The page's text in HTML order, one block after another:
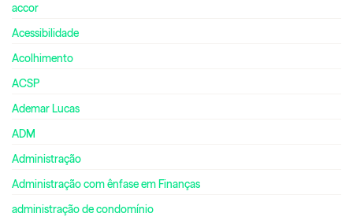
accor
Acessibilidade
Acolhimento
ACSP
Ademar Lucas
ADM
Administração
Administração com ênfase em Finanças
administração de condomínio